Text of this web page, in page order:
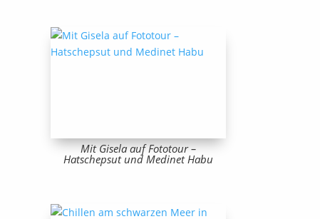
Mit Gisela auf Fototour –
Hatschepsut und Medinet Habu